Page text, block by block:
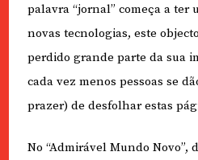
palavra “jornal” começa a ter
novas tecnologias, este
perdido grande parte da sua
cada vez menos pessoas se
prazer) de desfolhar estas
No “Admirável Mundo Novo”,